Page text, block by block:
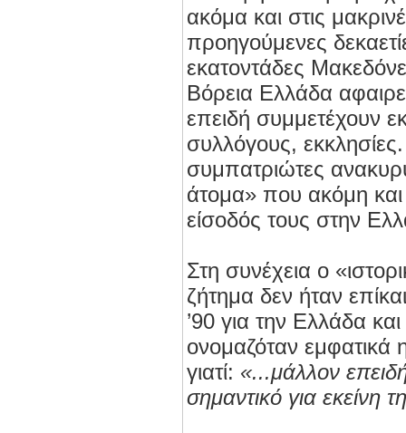
ακόμα και στις
προηγούμενες
εκατοντάδες
Βόρεια Ελλάδα
επειδή συμμετέχουν
συλλόγους,
συμπατριώτες
άτομα» που ακόμη
είσοδός τους στην
Στη συνέχεια ο
ζήτημα δεν ήταν
’90 για την Ελλάδα
ονομαζόταν
γιατί: «...μάλλον
σημαντικό για εκείνη